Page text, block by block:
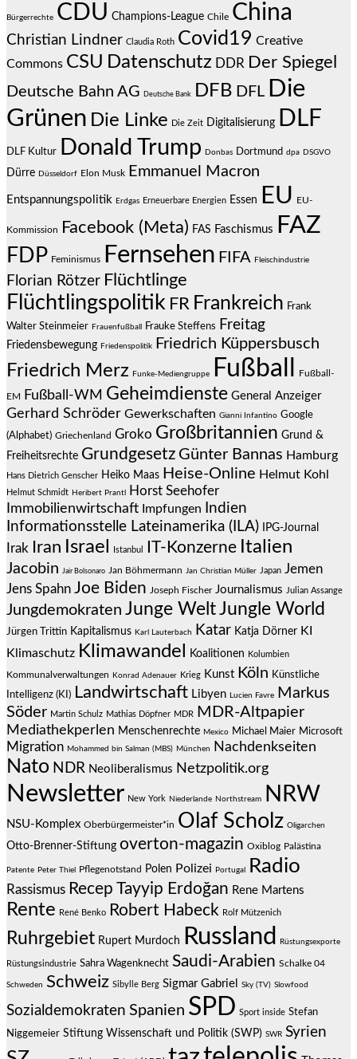
Bürgerrechte CDU Champions-League Chile China
Christian Lindner Claudia Roth Covid19 Creative
Commons CSU Datenschutz DDR Der Spiegel
Deutsche Bahn AG Deutsche Bank DFB DFL Die
Grünen Die Linke Die Zeit Digitalisierung DLF
DLF Kultur Donald Trump Donbas Dortmund dpa DSGVO
Dürre Düsseldorf Elon Musk Emmanuel Macron
Entspannungspolitik Erdgas Erneuerbare Energien Essen EU EU-
Kommission Facebook (Meta) FAS Faschismus FAZ
FDP Feminismus Fernsehen FIFA Fleischindustrie
Florian Rötzer Flüchtlinge
Flüchtlingspolitik FR Frankreich Frank
Walter Steinmeier Frauenfußball Frauke Steffens Freitag
Friedensbewegung Friedenspolitik Friedrich Küppersbusch
Friedrich Merz Funke-Mediengruppe Fußball Fußball-
EM Fußball-WM Geheimdienste General Anzeiger
Gerhard Schröder Gewerkschaften Gianni Infantino Google
(Alphabet) Griechenland Groko Großbritannien Grund &
Freiheitsrechte Grundgesetz Günter Bannas Hamburg
Hans Dietrich Genscher Heiko Maas Heise-Online Helmut Kohl
Helmut Schmidt Heribert Prantl Horst Seehofer
Immobilienwirtschaft Impfungen
Indien
Informationsstelle Lateinamerika (ILA)
IPG-Journal
Irak Iran Israel Istanbul IT-Konzerne Italien
Jacobin Jair Bolsonaro Jan Böhmermann Jan Christian Müller Japan Jemen
Jens Spahn Joe Biden Joseph Fischer Journalismus Julian Assange
Jungdemokraten Junge WeltJungle World
Jürgen Trittin Kapitalismus Karl Lauterbach Katar Katja Dörner KI
Klimaschutz Klimawandel Koalitionen Kolumbien
Kommunalverwaltungen Konrad Adenauer Krieg Kunst Köln Künstliche
Intelligenz (KI) Landwirtschaft Libyen Lucien Favre
Markus
Söder Martin Schulz Mathias Döpfner MDR MDR-Altpapier
Mediathekperlen Menschenrechte Mexico Michael Maier Microsoft
Migration Mohammed bin Salman (MBS) München Nachdenkseiten
Nato NDR Neoliberalismus Netzpolitik.org
Newsletter New York Niederlande Northstream NRW
NSU-Komplex Oberbürgermeister*in Olaf Scholz Oligarchen
Otto-Brenner-Stiftung overton-magazin Oxiblog Palästina
Patente Peter Thiel Pflegenotstand Polen Polizei Portugal Radio
Rassismus Recep Tayyip Erdoğan Rene Martens
Rente René Benko Robert Habeck Rolf Mützenich
Ruhrgebiet Rupert Murdoch Russland Rüstungsexporte
Rüstungsindustrie Sahra Wagenknecht Saudi-Arabien Schalke 04
Schweden Schweiz Sibylle Berg Sigmar Gabriel Sky (TV) Slowfood
Sozialdemokraten Spanien SPD Sport inside Stefan
Niggemeier Stiftung Wissenschaft und Politik (SWP) SWR Syrien